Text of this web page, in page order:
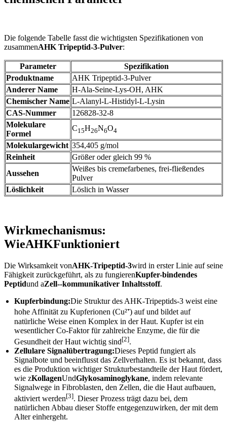
Die folgende Tabelle fasst die wichtigsten Spezifikationen von
zusammenAHK Tripeptid-3-Pulver:
Parameter
Spezifikation
Produktname
AHK Tripeptid-3-Pulver
Anderer Name
H-Ala-Seine-Lys-OH, AHK
Chemischer Name L-Alanyl-L-Histidyl-L-Lysin
CAS-Nummer
126828-32-8
Molekulare
Formel
C15H26N6O4
Molekulargewicht 354,405 g/mol
Reinheit
Größer oder gleich 99 %
Aussehen
Weißes bis cremefarbenes, frei-fließendes
Pulver
Löslichkeit
Löslich in Wasser
Wirkmechanismus:
WieAHKFunktioniert
Die Wirksamkeit vonAHK-Tripeptid-3wird in erster Linie auf seine
Fähigkeit zurückgeführt, als zu fungierenKupfer-bindendes
Peptidund aZell--kommunikativer Inhaltsstoff.
Kupferbindung:Die Struktur des AHK-Tripeptids-3 weist eine
hohe Affinität zu Kupferionen (Cu²⁺) auf und bildet auf
natürliche Weise einen Komplex in der Haut. Kupfer ist ein
wesentlicher Co-Faktor für zahlreiche Enzyme, die für die
Gesundheit der Haut wichtig sind[2].
Zellulare Signalübertragung:Dieses Peptid fungiert als
Signalbote und beeinflusst das Zellverhalten. Es ist bekannt, dass
es die Produktion wichtiger Strukturbestandteile der Haut fördert,
wie zKollagenUndGlykosaminoglykane, indem relevante
Signalwege in Fibroblasten, den Zellen, die die Haut aufbauen,
aktiviert werden[3]. Dieser Prozess trägt dazu bei, dem
natürlichen Abbau dieser Stoffe entgegenzuwirken, der mit dem
Alter einhergeht.